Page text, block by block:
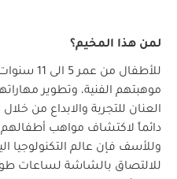
لمن هذا المخيم؟
للأطفال من عمر 5 الى 11 سنوات من
موهبتهم الفنية، وتطوير
العنان للتجربة والابداع من
دائماً لاكتشاف مواهب أطفالهم
وللأسف فإن عالم التكنولوجيا
للالتصاق بالشاشة لساعات